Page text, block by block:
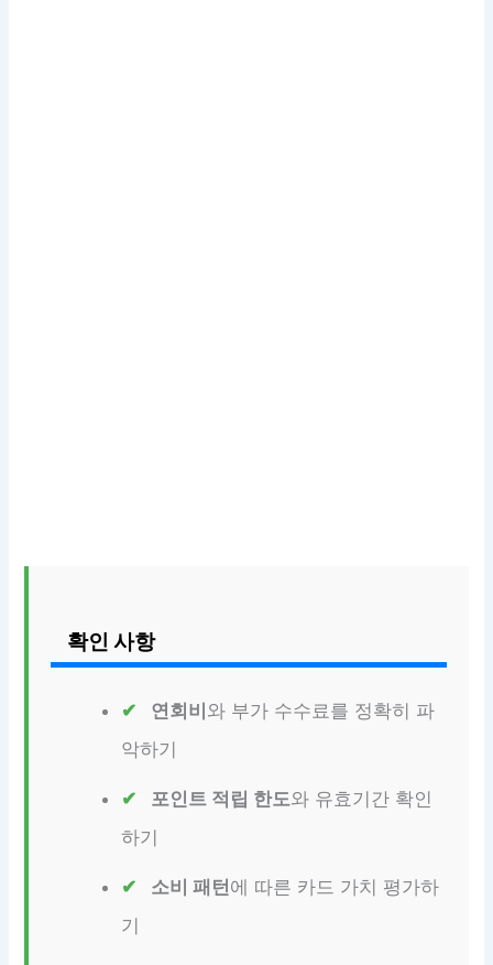
확인 사항
연회비 와 부가 수수료를 정확히 파
악하기
포인트 적립 한도와 유효기간 확인
하기
소비 패턴에 따른 카드 가치 평가하
기